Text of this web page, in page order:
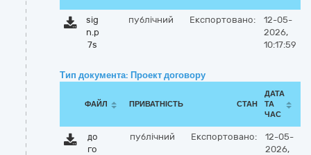
sig
n.p
7s
публічний Експортовано:
12-05-
2026,
10:17:59
Тип документа: Проект договору
ФАЙЛ ПРИВАТНІСТЬ СТАН
ДАТА
ТА
ЧАС
до
го
публічний Експортовано:
12-05-
2026,